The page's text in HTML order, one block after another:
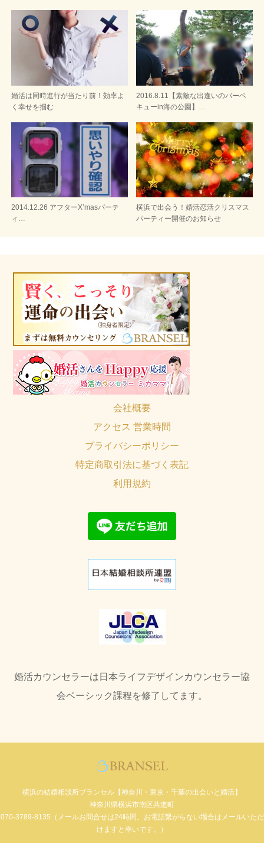
婚活は同時進行が当たり前！効率よ
く幸せを掴む
2016.8.11【素敵な出逢いのバーベ
キューin海の公園】…
2014.12.26 アフターX’masパーテ
ィ…
横浜で出会う！婚活恋活クリスマス
パーティー開催のお知らせ
会社概要
アクセス 営業時間
プライバシーポリシー
特定商取引法に基づく表記
利用規約
婚活カウンセラーは日本ライフデザインカウンセラー協
会ベーシック課程を修了してます。
横浜の結婚相談所ブランセル【神奈川・東京・千葉の出会いと婚活】
神奈川県横浜市南区共進町
070-3789-8135（メールお問合せは24時間。お電話繋がらない場合はメールいただ
けますと幸いです。）